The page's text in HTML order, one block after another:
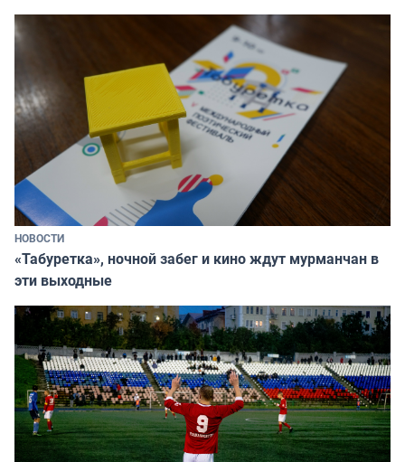
НОВОСТИ
«Табуретка», ночной забег и кино ждут мурманчан в
эти выходные